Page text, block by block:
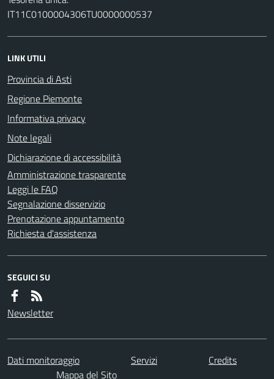
IT11C0100004306TU0000000537
LINK UTILI
Provincia di Asti
Regione Piemonte
Informativa privacy
Note legali
Dichiarazione di accessibilità
Amministrazione trasparente
Leggi le FAQ
Segnalazione disservizio
Prenotazione appuntamento
Richiesta d'assistenza
SEGUICI SU
Newsletter
Dati monitoraggio Servizi
Credits
Mappa del Sito